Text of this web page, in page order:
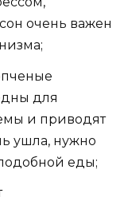
очень важен
для
и приводят
ушла, нужно
еды;